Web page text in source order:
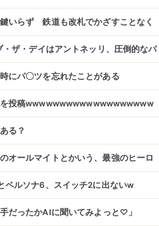
されて退学へｗｗｗ
いらず 鉄道も改札でかざすことなく
れる
・ザ・デイはアントネッリ、圧倒的なパ
にパ〇ツを忘れたことがある
を投稿wwwwwwwwwwwwwwwwwww
る？
オールマイトとかいう、最強のヒーロ
ペルソナ6、スイッチ2に出ないw
だったかAIに聞いてみよっと♡」